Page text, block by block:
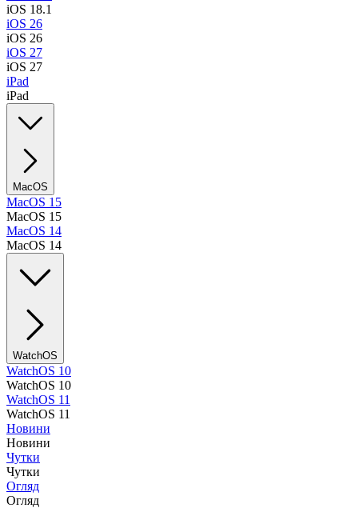
iOS 18.1
iOS 26
iOS 26
iOS 27
iOS 27
iPad
iPad
MacOS
MacOS 15
MacOS 15
MacOS 14
MacOS 14
WatchOS
WatchOS 10
WatchOS 10
WatchOS 11
WatchOS 11
Новини
Новини
Чутки
Чутки
Огляд
Огляд